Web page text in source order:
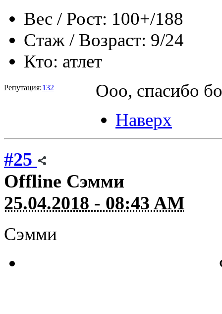
Вес / Рост: 100+/188
Стаж / Возраст: 9/24
Кто: атлет
Репутация:132
Ооо, спасибо
Наверх
#25
Offline Сэмми
25.04.2018 - 08:43 AM
Сэмми